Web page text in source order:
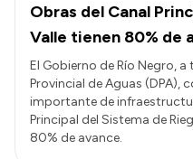
Obras del Canal
Valle tienen 80% de
El Gobierno de Río Negro,
Provincial de Aguas (DPA),
importante de
Principal del Sistema de
80% de avance.